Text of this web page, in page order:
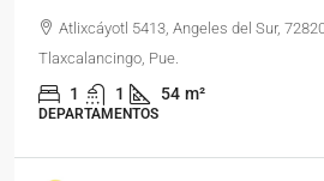
Atlixcáyotl 5413, Angeles del Sur,
Tlaxcalancingo, Pue.
1 1 54 m²
DEPARTAMENTOS